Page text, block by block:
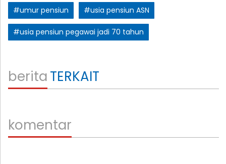
#umur pensiun #usia pensiun ASN
#usia pensiun pegawai jadi 70 tahun
beritaTERKAIT
komentar